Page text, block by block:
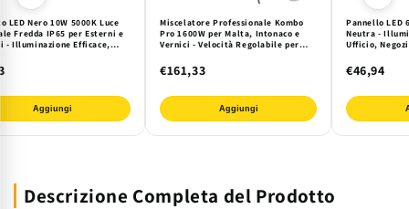
LED Nero 10W 5000K Luce
Fredda IP65 per Esterni e
- Illuminazione Efficace,
Aggiungi
Miscelatore Professionale Kombo
Pro 1600W per Malta, Intonaco e
Vernici - Velocità Regolabile per
€161,33
Aggiungi
Pannello LED
Neutra -
Ufficio,
€46,94
Descrizione Completa del Prodotto